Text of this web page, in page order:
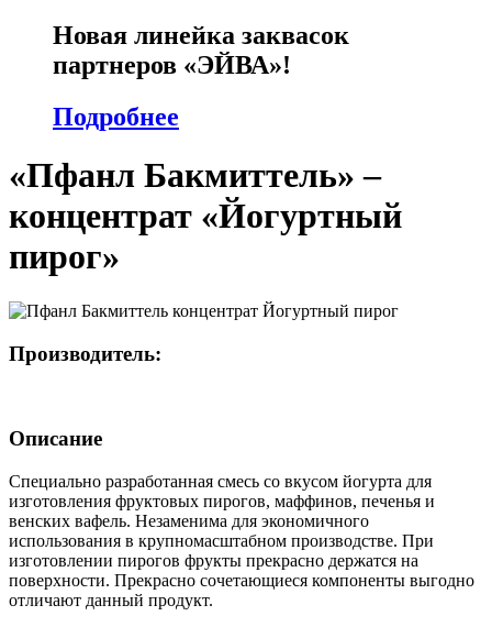
Новая линейка заквасок
партнеров «ЭЙВА»!
Подробнее
«Пфанл Бакмиттель» –
концентрат «Йогуртный
пирог»
Производитель:
Описание
Специально разработанная смесь со вкусом йогурта для
изготовления фруктовых пирогов, маффинов, печенья и
венских вафель. Незаменима для экономичного
использования в крупномасштабном производстве. При
изготовлении пирогов фрукты прекрасно держатся на
поверхности. Прекрасно сочетающиеся компоненты выгодно
отличают данный продукт.